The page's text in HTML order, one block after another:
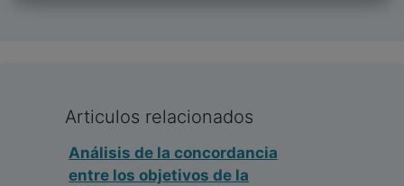
Articulos relacionados
Análisis de la concordancia
entre los objetivos de la